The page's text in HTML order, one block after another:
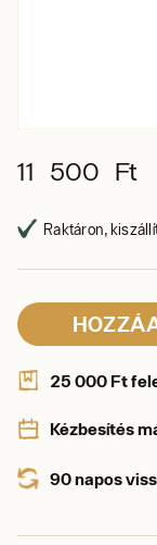
11 500 Ft
Raktáron,
25 000 Ft
Kézbesítés
90 napos